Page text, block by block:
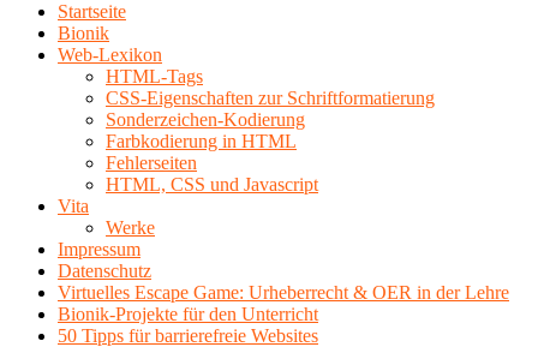
Startseite
Bionik
Web-Lexikon
HTML-Tags
CSS-Eigenschaften zur Schriftformatierung
Sonderzeichen-Kodierung
Farbkodierung in HTML
Fehlerseiten
HTML, CSS und Javascript
Vita
Werke
Impressum
Datenschutz
Virtuelles Escape Game: Urheberrecht & OER in der Lehre
Bionik-Projekte für den Unterricht
50 Tipps für barrierefreie Websites